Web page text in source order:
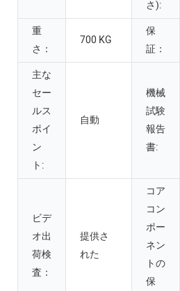
さ):
重
さ：
700 KG
保
証：
主な
セー
ルス
ポイ
ン
ト:
自動
機械
試験
報告
書:
ビデ
オ出
荷検
査：
提供さ
れた
コア
コン
ポー
ネン
トの
保